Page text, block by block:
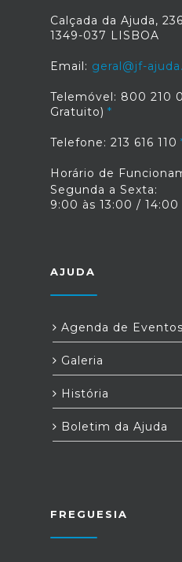
Calçada da Ajuda, 236
1349-037 LISBOA
Email: geral@jf-
Telemóvel: 800 210
Gratuito)
Telefone: 213 616 110
Horário de
Segunda a Sexta:
9:00 às 13:00 / 14:00
AJUDA
Agenda de Eventos
Galeria
História
Boletim da Ajuda
FREGUESIA